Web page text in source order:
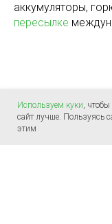
аккумуляторы,
пересылке
Используем куки, чтобы
сайт лучше. Пользуясь
этим